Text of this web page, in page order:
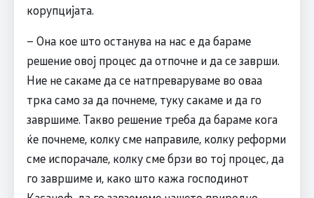
корупцијата.
– Она кое што останува на нас е да бараме
решение овој процес да отпочне и да се заврши.
Ние не сакаме да се натпреваруваме во оваа
трка само за да почнеме, туку сакаме и да го
завршиме. Такво решение треба да бараме кога
ќе почнеме, колку сме направиле, колку реформи
сме испорачале, колку сме брзи во тој процес, да
го завршиме и, како што кажа господинот